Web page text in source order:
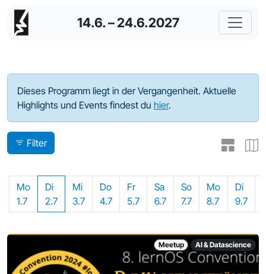
14.6. – 24.6.2027
Programm - 2024
Dieses Programm liegt in der Vergangenheit. Aktuelle
Highlights und Events findest du hier.
Filter
Mo
1.7
Di
2.7
Mi
3.7
Do
4.7
Fr
5.7
Sa
6.7
So
7.7
Mo
8.7
Di
9.7
Meetup AI & Datascience